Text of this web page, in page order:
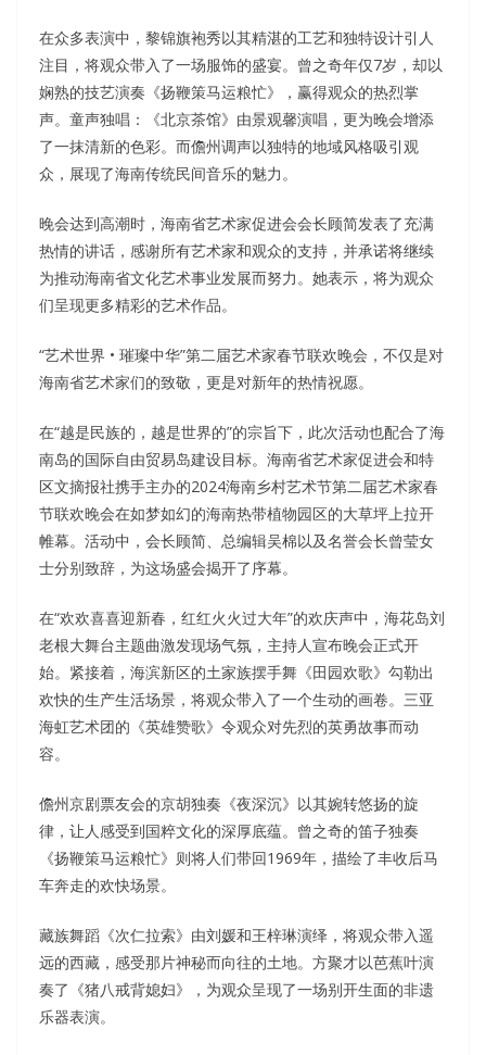
在众多表演中，黎锦旗袍秀以其精湛的工艺和独特设计引人
注目，将观众带入了一场服饰的盛宴。曾之奇年仅7岁，却以
娴熟的技艺演奏《扬鞭策马运粮忙》，赢得观众的热烈掌
声。童声独唱：《北京茶馆》由景观馨演唱，更为晚会增添
了一抹清新的色彩。而儋州调声以独特的地域风格吸引观
众，展现了海南传统民间音乐的魅力。
晚会达到高潮时，海南省艺术家促进会会长顾简发表了充满
热情的讲话，感谢所有艺术家和观众的支持，并承诺将继续
为推动海南省文化艺术事业发展而努力。她表示，将为观众
们呈现更多精彩的艺术作品。
“艺术世界 • 璀璨中华”第二届艺术家春节联欢晚会，不仅是对
海南省艺术家们的致敬，更是对新年的热情祝愿。
在“越是民族的，越是世界的”的宗旨下，此次活动也配合了海
南岛的国际自由贸易岛建设目标。海南省艺术家促进会和特
区文摘报社携手主办的2024海南乡村艺术节第二届艺术家春
节联欢晚会在如梦如幻的海南热带植物园区的大草坪上拉开
帷幕。活动中，会长顾简、总编辑吴棉以及名誉会长曾莹女
士分别致辞，为这场盛会揭开了序幕。
在“欢欢喜喜迎新春，红红火火过大年”的欢庆声中，海花岛刘
老根大舞台主题曲激发现场气氛，主持人宣布晚会正式开
始。紧接着，海滨新区的土家族摆手舞《田园欢歌》勾勒出
欢快的生产生活场景，将观众带入了一个生动的画卷。三亚
海虹艺术团的《英雄赞歌》令观众对先烈的英勇故事而动
容。
儋州京剧票友会的京胡独奏《夜深沉》以其婉转悠扬的旋
律，让人感受到国粹文化的深厚底蕴。曾之奇的笛子独奏
《扬鞭策马运粮忙》则将人们带回1969年，描绘了丰收后马
车奔走的欢快场景。
藏族舞蹈《次仁拉索》由刘媛和王梓琳演绎，将观众带入遥
远的西藏，感受那片神秘而向往的土地。方聚才以芭蕉叶演
奏了《猪八戒背媳妇》，为观众呈现了一场别开生面的非遗
乐器表演。